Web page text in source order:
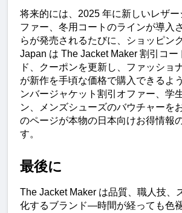
将来的には、2025 年に新しいレザ
ファー、冬用コートのラインが導入
らが発売されるたびに、ショッピン
Japan は The Jacket Maker 割引コー
ド、クーポンを更新し、ファッショ
が新作を手頃な価格で購入できるよ
ンバージャケット割引オファー、学
ン、メンズシューズのバウチャーを
のページが本物の日本向けお得情報
す。
最後に
The Jacket Maker は品質、職人技、
化するブランド—時間が経っても色